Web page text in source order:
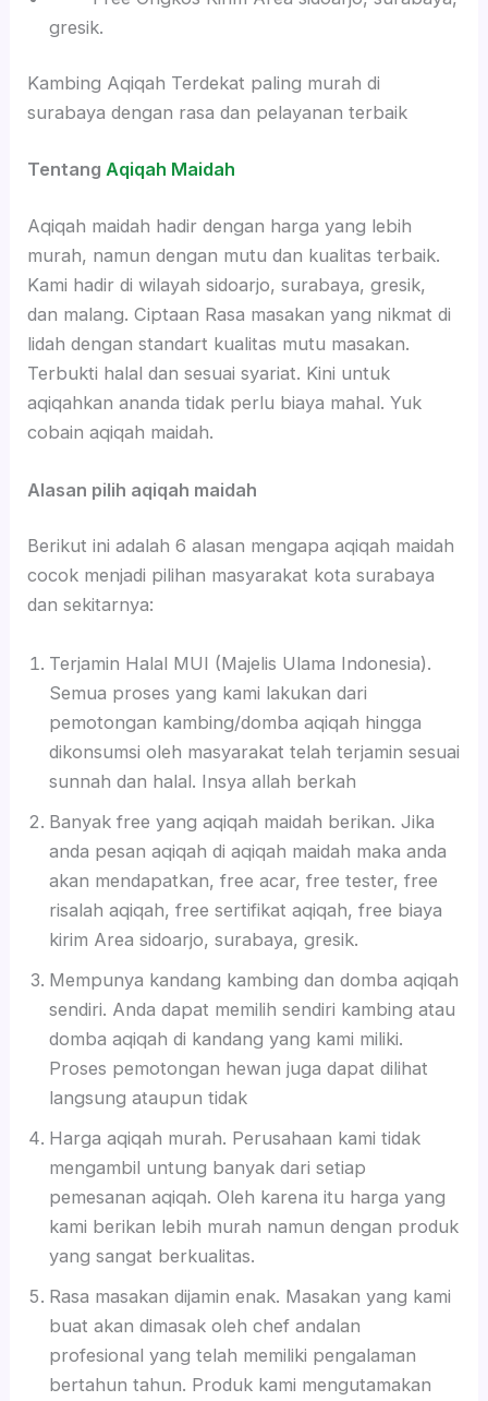
gresik.
Kambing Aqiqah Terdekat paling murah di
surabaya dengan rasa dan pelayanan terbaik
Tentang Aqiqah Maidah
Aqiqah maidah hadir dengan harga yang lebih
murah, namun dengan mutu dan kualitas terbaik.
Kami hadir di wilayah sidoarjo, surabaya, gresik,
dan malang. Ciptaan Rasa masakan yang nikmat di
lidah dengan standart kualitas mutu masakan.
Terbukti halal dan sesuai syariat. Kini untuk
aqiqahkan ananda tidak perlu biaya mahal. Yuk
cobain aqiqah maidah.
Alasan pilih aqiqah maidah
Berikut ini adalah 6 alasan mengapa aqiqah maidah
cocok menjadi pilihan masyarakat kota surabaya
dan sekitarnya:
Terjamin Halal MUI (Majelis Ulama Indonesia).
Semua proses yang kami lakukan dari
pemotongan kambing/domba aqiqah hingga
dikonsumsi oleh masyarakat telah terjamin sesuai
sunnah dan halal. Insya allah berkah
Banyak free yang aqiqah maidah berikan. Jika
anda pesan aqiqah di aqiqah maidah maka anda
akan mendapatkan, free acar, free tester, free
risalah aqiqah, free sertifikat aqiqah, free biaya
kirim Area sidoarjo, surabaya, gresik.
Mempunya kandang kambing dan domba aqiqah
sendiri. Anda dapat memilih sendiri kambing atau
domba aqiqah di kandang yang kami miliki.
Proses pemotongan hewan juga dapat dilihat
langsung ataupun tidak
Harga aqiqah murah. Perusahaan kami tidak
mengambil untung banyak dari setiap
pemesanan aqiqah. Oleh karena itu harga yang
kami berikan lebih murah namun dengan produk
yang sangat berkualitas.
Rasa masakan dijamin enak. Masakan yang kami
buat akan dimasak oleh chef andalan
profesional yang telah memiliki pengalaman
bertahun tahun. Produk kami mengutamakan